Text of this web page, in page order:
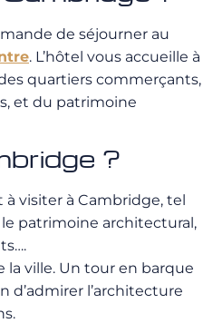
de séjourner au
. L’hôtel vous accueille à
quartiers commerçants,
et du patrimoine
?
visiter à Cambridge, tel
patrimoine architectural,
la ville. Un tour en barque
d’admirer l’architecture